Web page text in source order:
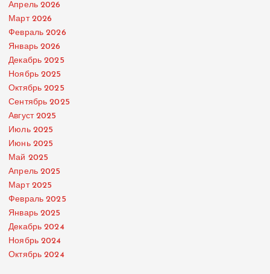
Апрель 2026
Март 2026
Февраль 2026
Январь 2026
Декабрь 2025
Ноябрь 2025
Октябрь 2025
Сентябрь 2025
Август 2025
Июль 2025
Июнь 2025
Май 2025
Апрель 2025
Март 2025
Февраль 2025
Январь 2025
Декабрь 2024
Ноябрь 2024
Октябрь 2024